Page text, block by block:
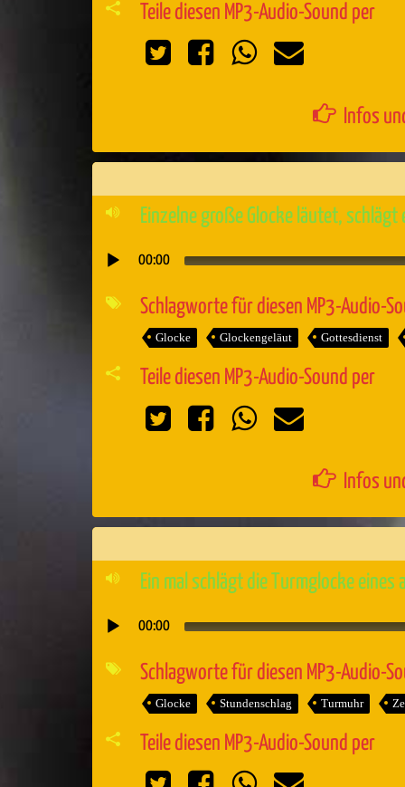
Teile diesen MP3-Audio-Sound per
Infos
Einzelne große Glocke läutet,
Audio-
Player
00:00
Schlagworte für diesen MP3-Audio-
Glocke Glockengeläut Gottesdienst
Teile diesen MP3-Audio-Sound per
Infos
Ein mal schlägt die Turmglocke
Audio-
Player
00:00
Schlagworte für diesen MP3-Audio-
Glocke Stundenschlag Turmuhr
Teile diesen MP3-Audio-Sound per